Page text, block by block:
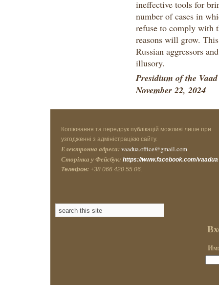
ineffective tools for
number of cases in
refuse to comply with
reasons will grow.
Russian aggressors
illusory.
Presidium of the
November 22, 2024
Копіювання та передрук публікацій можливі лише при
узгодженні з адміністрацією сайту.
Електронна адреса: vaadua.office@gmail.com
Сторінка у Фейсбук: https://www.facebook.com/vaadua
Телефон: +38 066 420 55 06.